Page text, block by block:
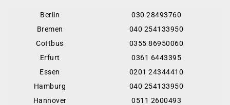
Berlin
030 28493760
Bremen
040 254133950
Cottbus
0355 86950060
Erfurt
0361 6443395
Essen
0201 24344410
Hamburg
040 254133950
Hannover
0511 2600493